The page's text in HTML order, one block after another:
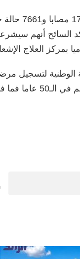
نوفمبر 2023،